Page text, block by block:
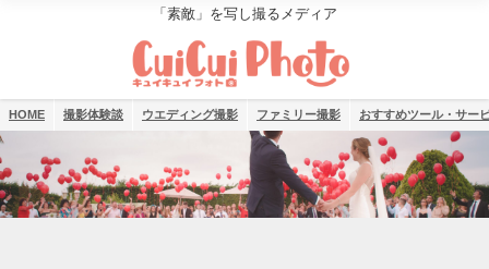
「素敵」を写し撮るメディア
HOME 撮影体験談 ウエディング撮影 ファミリー撮影 おすすめツール・サー